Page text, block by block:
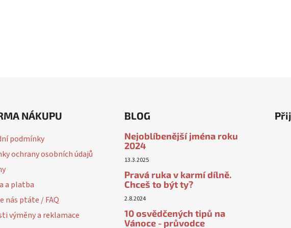
NÁKUPU
podmínky
ochrany osobních údajů
a platba
nás ptáte / FAQ
výměny a reklamace
BLOG
Nejoblíbenější jména roku
2024
13.3.2025
Pravá ruka v karmí dílně.
Chceš to být ty?
2.8.2024
10 osvědčených tipů na
Vánoce - průvodce